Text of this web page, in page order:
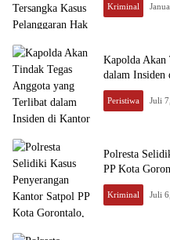
Kriminal
Kapolda Akan
dalam Insiden
Peristiwa Juli
Polresta
PP Kota
Kriminal Juli